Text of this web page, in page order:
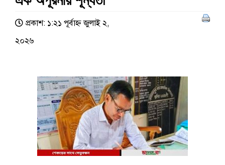
প্রকাশ: ১:২১ পূর্বাহ্ণ জুলাই ২,
২০২৬